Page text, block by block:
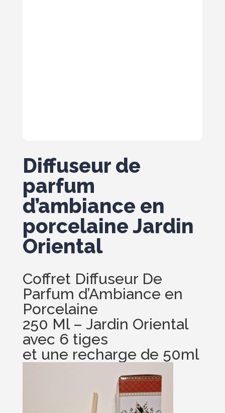
Diffuseur de
parfum
d’ambiance en
porcelaine Jardin
Oriental
Coffret Diffuseur De
Parfum d’Ambiance en
Porcelaine
250 Ml – Jardin Oriental
avec 6 tiges
et une recharge de 50ml